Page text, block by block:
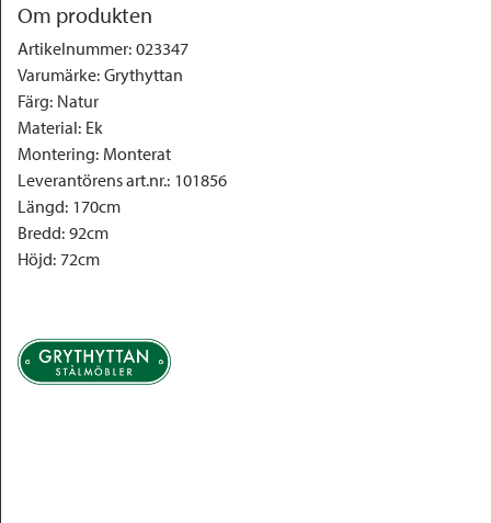
Om produkten
Artikelnummer: 023347
Varumärke: Grythyttan
Färg: Natur
Material: Ek
Montering: Monterat
Leverantörens art.nr.: 101856
Längd: 170cm
Bredd: 92cm
Höjd: 72cm